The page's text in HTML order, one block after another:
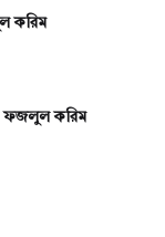
করিম
ফজলুল করিম